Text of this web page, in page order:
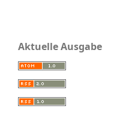
Aktuelle Ausgabe